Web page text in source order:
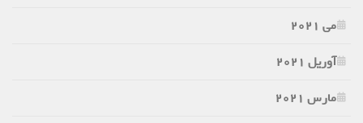
می 2021
آوریل 2021
مارس 2021